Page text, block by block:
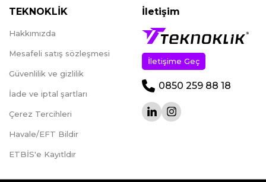
TEKNOKLİK
Hakkımızda
Mesafeli satış sözleşmesi
Güvenlilik ve gizlilik
İade ve iptal şartları
Çerez Tercihleri
Havale/EFT Bildir
ETBİS'e Kayıtldır
İletişim
İletişime Geç
0850 259 88 18